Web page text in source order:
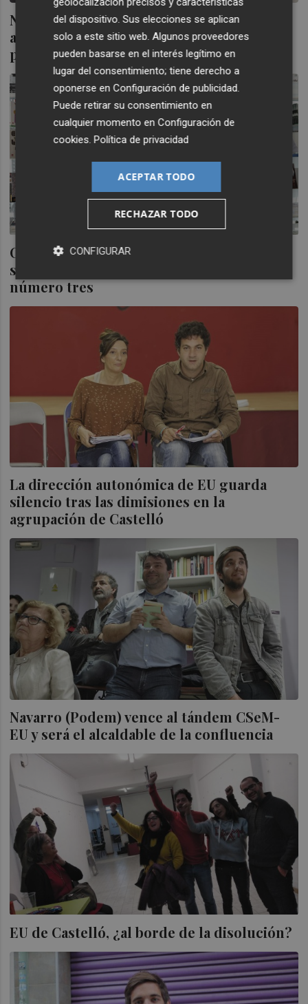
Navarro: "Del Señor habría tenido más
apoyo que yo en primarias... no pasa nada
por reconocerlo
CSeM deberá elegir entre conservar el
segundo puesto de la lista o arriesgarse al
número tres
La dirección autonómica de EU guarda
silencio tras las dimisiones en la
agrupación de Castelló
Navarro (Podem) vence al tándem CSeM-
EU y será el alcaldable de la confluencia
EU de Castelló, ¿al borde de la disolución?
del dispositivo. Sus elecciones se aplican
solo a este sitio web. Algunos proveedores
pueden basarse en el interés legítimo en
lugar del consentimiento; tiene derecho a
oponerse enConfiguración de publicidad.
Puede retirar su consentimiento en
cualquier momento enConfiguración de
cookies.Política de privacidad
ACEPTAR TODO
RECHAZAR TODO
CONFIGURAR